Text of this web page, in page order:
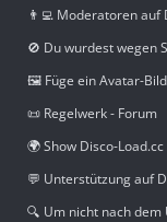
👨‍💻 Moderatoren auf
🚫 Du wurdest wegen
🖼️ Füge ein Avatar-
📜 Regelwerk - Forum
🌍 Show Disco-
💬 Unterstützung auf
🔍 Um nicht nach dem